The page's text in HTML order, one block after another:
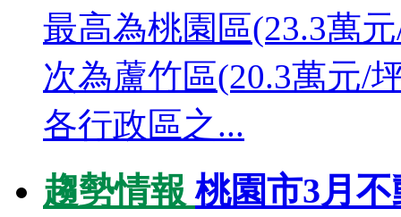
最高為桃園區(23.3萬
次為蘆竹區(20.3萬元/
各行政區之...
趨勢情報桃園市3月